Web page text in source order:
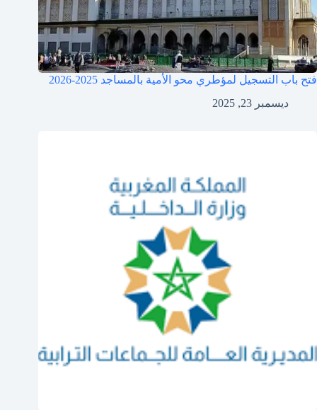
فتح باب التسجيل لمؤطري محو الأمية بالمساجد 2025-2026
ديسمبر 23, 2025